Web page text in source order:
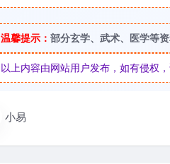
温馨提示： 部分玄学、武术、医学等
以上内容由网站用户发布，如有侵权
小易